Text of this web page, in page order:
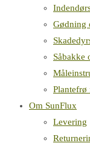
Gødning
Såbakke
Plantefrø
Om SunFlux
Levering